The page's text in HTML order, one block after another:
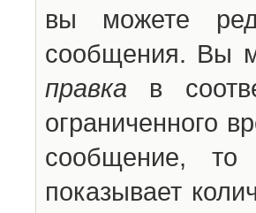
вы можете
сообщения. Вы
правка в
ограниченного
сообщение, то
показывает